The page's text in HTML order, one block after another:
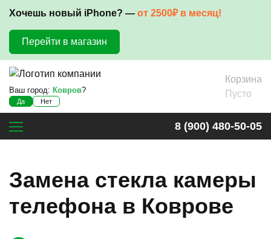
Хочешь новый iPhone? — от 2500₽ в месяц!
Перейти в магазин
Ваш город: Ковров?
Да Нет
Корзина
Пусто
8 (900) 480-50-05
Замена стекла камеры
телефона в Коврове